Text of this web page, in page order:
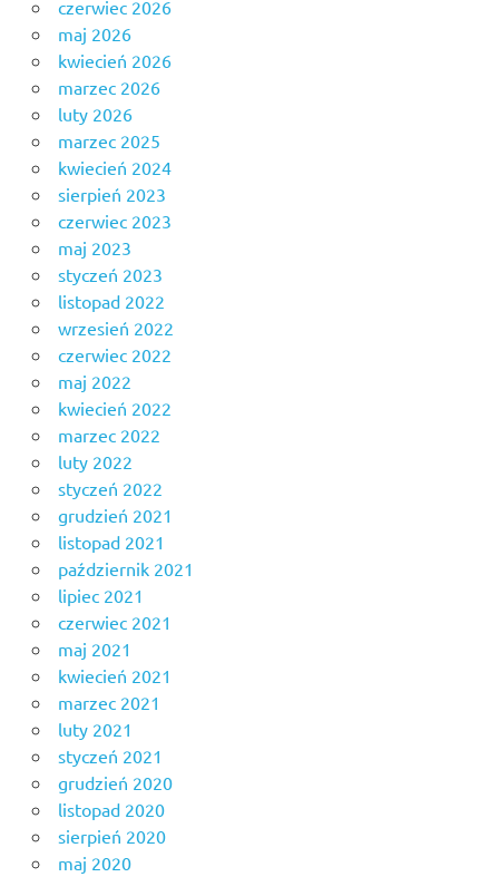
czerwiec 2026
maj 2026
kwiecień 2026
marzec 2026
luty 2026
marzec 2025
kwiecień 2024
sierpień 2023
czerwiec 2023
maj 2023
styczeń 2023
listopad 2022
wrzesień 2022
czerwiec 2022
maj 2022
kwiecień 2022
marzec 2022
luty 2022
styczeń 2022
grudzień 2021
listopad 2021
październik 2021
lipiec 2021
czerwiec 2021
maj 2021
kwiecień 2021
marzec 2021
luty 2021
styczeń 2021
grudzień 2020
listopad 2020
sierpień 2020
maj 2020